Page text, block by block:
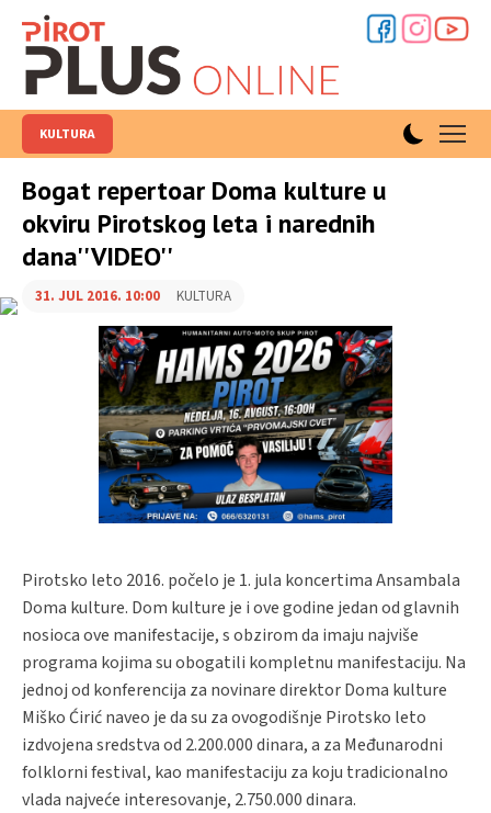
KULTURA
Bogat repertoar Doma kulture u
okviru Pirotskog leta i narednih
dana''VIDEO''
31. JUL 2016. 10:00 KULTURA
Pirotsko leto 2016. počelo je 1. jula koncertima Ansambala
Doma kulture. Dom kulture je i ove godine jedan od glavnih
nosioca ove manifestacije, s obzirom da imaju najviše
programa kojima su obogatili kompletnu manifestaciju. Na
jednoj od konferencija za novinare direktor Doma kulture
Miško Ćirić naveo je da su za ovogodišnje Pirotsko leto
izdvojena sredstva od 2.200.000 dinara, a za Međunarodni
folklorni festival, kao manifestaciju za koju tradicionalno
vlada najveće interesovanje, 2.750.000 dinara.